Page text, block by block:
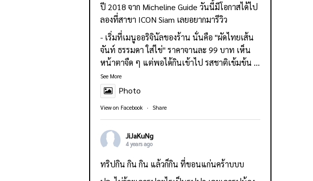
ปี 2018 จาก Micheline Guide วันนี้มีโอกาสได้ไป
ลองที่สาขา ICON Siam เลยอยากมารีวิว
- เริ่มที่เมนูออริจินัลของร้าน นั่นคือ "ผัดไทยเส้น
จันท์ ธรรมดา ใส่ไข่" ราคาจานละ 99 บาท เห็น
หน้าตาจืด ๆ แต่พอได้กินเข้าไป รสชาติเข้มข้น ...
See More
Photo
View on Facebook · Share
JiJaKuNg
4 years ago
ทริปกิน กิน กิน แล้วก็กิน ที่ขอนแก่นคร้าบบบ